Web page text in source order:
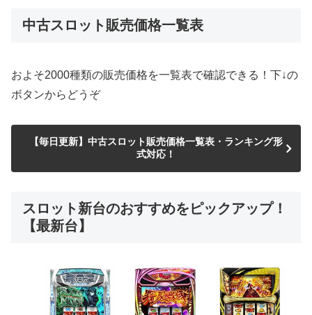
中古スロット販売価格一覧表
およそ2000種類の販売価格を一覧表で確認できる！下↓の
ボタンからどうぞ
【毎日更新】中古スロット販売価格一覧表・ランキング形
式対応！
スロット新台のおすすめをピックアップ！
【最新台】